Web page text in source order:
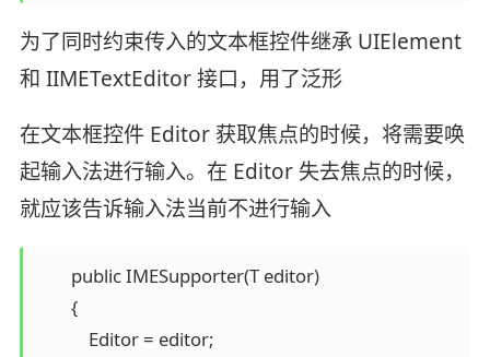
为了同时约束传入的文本框控件继承 UIElement
和 IIMETextEditor 接口，用了泛形
在文本框控件 Editor 获取焦点的时候，将需要唤
起输入法进行输入。在 Editor 失去焦点的时候，
就应该告诉输入法当前不进行输入
        public IMESupporter(T editor)
        {
            Editor = editor;